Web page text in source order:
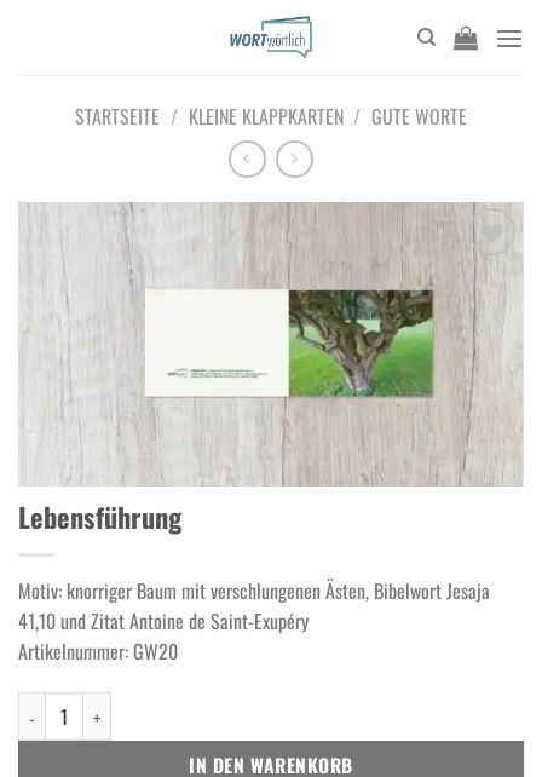
STARTSEITE / KLEINE KLAPPKARTEN / GUTE WORTE
Add to
wishlist
Lebensführung
Motiv: knorriger Baum mit verschlungenen Ästen, Bibelwort Jesaja
41,10 und Zitat Antoine de Saint-Exupéry
Artikelnummer: GW20
Lebensführung Menge
IN DEN WARENKORB